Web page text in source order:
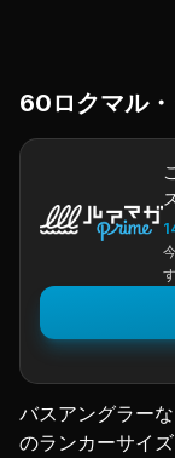
60ロクマル
バスアングラー
のランカーサイズ